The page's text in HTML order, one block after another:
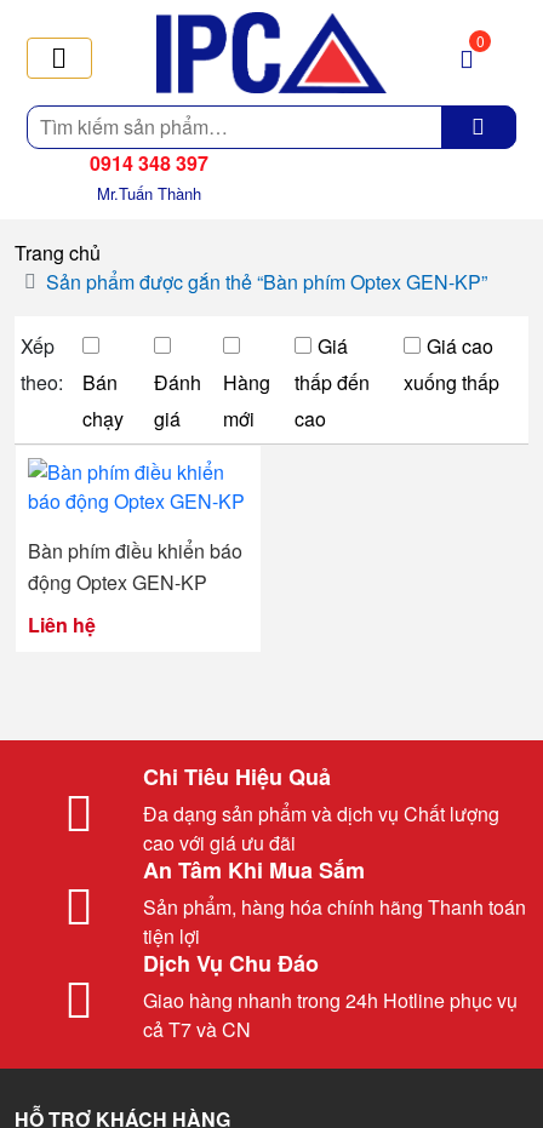
Tìm
kiếm
0
0914 348 397
Mr.Tuấn Thành
Trang chủ
Sản phẩm được gắn thẻ “Bàn phím Optex GEN-KP”
Xếp
theo:
Bán
chạy
Đánh
giá
Hàng
mới
Giá
thấp đến
cao
Giá cao
xuống thấp
Bàn phím điều khiển báo
động Optex GEN-KP
Liên hệ
Chi Tiêu Hiệu Quả
Đa dạng sản phẩm và dịch vụ Chất lượng
cao với giá ưu đãi
An Tâm Khi Mua Sắm
Sản phẩm, hàng hóa chính hãng Thanh toán
tiện lợi
Dịch Vụ Chu Đáo
Giao hàng nhanh trong 24h Hotline phục vụ
cả T7 và CN
HỖ TRỢ KHÁCH HÀNG